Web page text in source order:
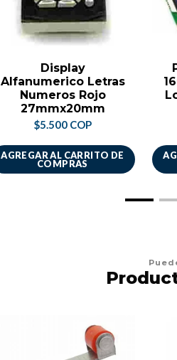
Display
Alfanumerico Letras
Numeros Rojo
27mmx20mm
$5.500 COP
AGREGAR AL CARRITO DE
COMPRAS